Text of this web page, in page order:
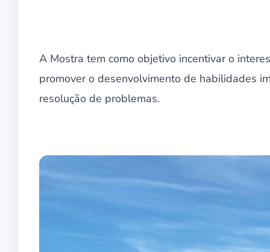
A Mostra tem como objetivo incentivar o
promover o desenvolvimento de habilidades
resolução de problemas.